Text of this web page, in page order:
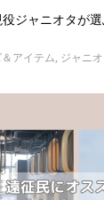
役ジャニオタが
アイテム, ジャニ